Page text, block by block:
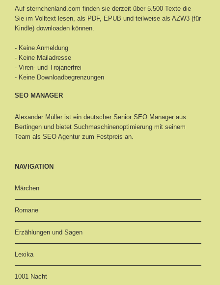
Auf sternchenland.com finden sie derzeit über 5.500 Texte die
Sie im Volltext lesen, als PDF, EPUB und teilweise als AZW3 (für
Kindle) downloaden können.
- Keine Anmeldung
- Keine Mailadresse
- Viren- und Trojanerfrei
- Keine Downloadbegrenzungen
SEO MANAGER
Alexander Müller ist ein deutscher Senior SEO Manager aus
Bertingen und bietet Suchmaschinenoptimierung mit seinem
Team als SEO Agentur zum Festpreis an.
NAVIGATION
Märchen
Romane
Erzählungen und Sagen
Lexika
1001 Nacht